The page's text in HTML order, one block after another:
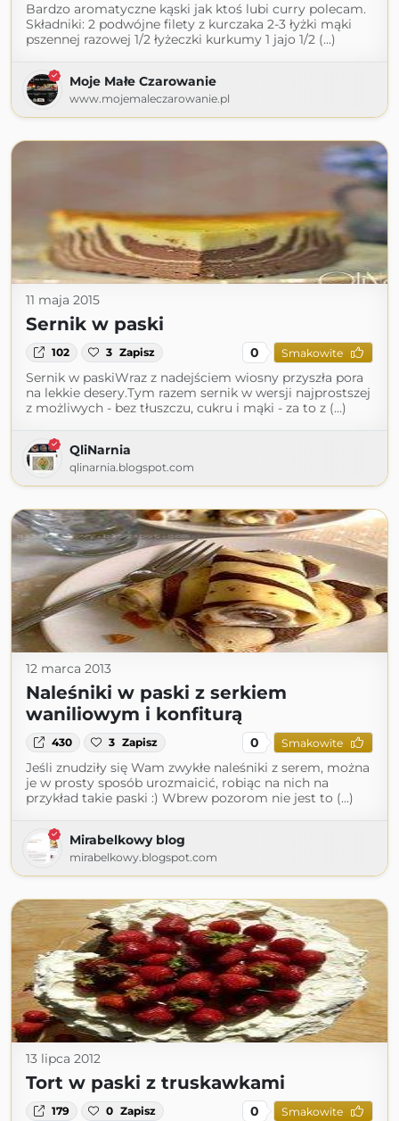
Bardzo aromatyczne kąski jak ktoś lubi curry polecam.
Składniki: 2 podwójne filety z kurczaka 2-3 łyżki mąki
pszennej razowej 1/2 łyżeczki kurkumy 1 jajo 1/2 (...)
Moje Małe Czarowanie
www.mojemaleczarowanie.pl
11 maja 2015
Sernik w paski
102 3 Zapisz 0 Smakowite
Sernik w paskiWraz z nadejściem wiosny przyszła pora
na lekkie desery.Tym razem sernik w wersji najprostszej
z możliwych - bez tłuszczu, cukru i mąki - za to z (...)
QliNarnia
qlinarnia.blogspot.com
12 marca 2013
Naleśniki w paski z serkiem
waniliowym i konfiturą
430 3 Zapisz 0 Smakowite
Jeśli znudziły się Wam zwykłe naleśniki z serem, można
je w prosty sposób urozmaicić, robiąc na nich na
przykład takie paski :) Wbrew pozorom nie jest to (...)
Mirabelkowy blog
mirabelkowy.blogspot.com
13 lipca 2012
Tort w paski z truskawkami
179 0 Zapisz 0 Smakowite